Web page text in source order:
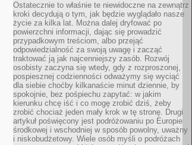
Ostatecznie to właśnie te niewidoczne na zewnątrz
kroki decydują o tym, jak będzie wyglądało nasze
życie za kilka lat. Można dalej dryfować po
powierzchni informacji, dając się prowadzić
przypadkowym treściom, albo przejąć
odpowiedzialność za swoją uwagę i zacząć
traktować ją jak najcenniejszy zasób. Rozwój
osobisty zaczyna się wtedy, gdy z rozproszonej,
pospiesznej codzienności odważymy się wyciąć
dla siebie choćby kilkanaście minut dziennie, by
spokojnie, bez pośpiechu zapytać: w jakim
kierunku chcę iść i co mogę zrobić dziś, żeby
zrobić chociaż jeden mały krok w tę stronę. Drugi
artykuł poświęcony jest podróżowaniu po Europie
środkowej i wschodniej w sposób powolny, uważny
i niskobudżetowy. Wiele osób myśli o podróżach